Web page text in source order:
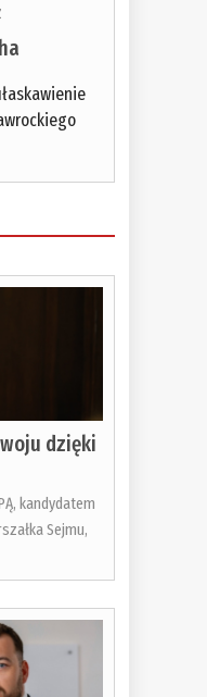
dzięki
kandydatem
Sejmu,